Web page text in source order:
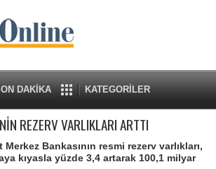
DAKİKA KATEGORİLER
REZERV VARLIKLARI ARTTI
Bankasının resmi rezerv varlıkları,
kıyasla yüzde 3,4 artarak 100,1 milyar